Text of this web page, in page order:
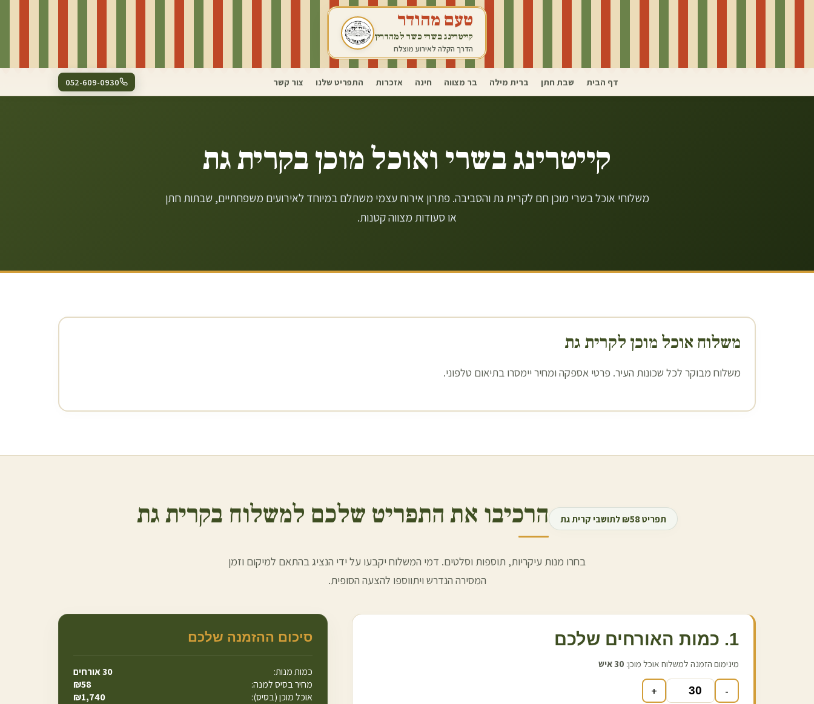
טעם מהודר
קייטרינג בשרי כשר למהדרין
הדרך הקלה לאירוע מוצלח
דף הבית שבת חתן ברית מילה בר מצווה חינה אזכרות התפריט שלנו צור קשר 052-609-0930
קייטרינג בשרי ואוכל מוכן בקרית גת
משלוחי אוכל בשרי מוכן חם לקרית גת והסביבה. פתרון אירוח עצמי משתלם במיוחד לאירועים משפחתיים, שבתות חתן
או סעודות מצווה קטנות.
משלוח אוכל מוכן לקרית גת
משלוח מבוקר לכל שכונות העיר. פרטי אספקה ומחיר יימסרו בתיאום טלפוני.
תפריט ₪58 לתושבי קרית גת הרכיבו את התפריט שלכם למשלוח בקרית גת
בחרו מנות עיקריות, תוספות וסלטים. דמי המשלוח יקבעו על ידי הנציג בהתאם למיקום וזמן
המסירה הנדרש ויתווספו להצעה הסופית.
1. כמות האורחים שלכם
מינימום הזמנה למשלוח אוכל מוכן: 30איש
-
+
סיכום ההזמנה שלכם
כמות מנות: 30אורחים
מחיר בסיס למנה:
₪58
אוכל מוכן (בסיס):
₪1,740